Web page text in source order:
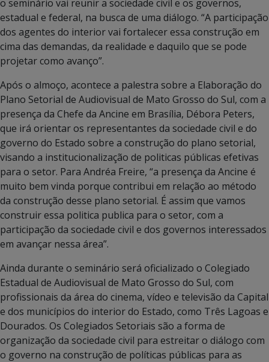
o seminário vai reunir a sociedade civil e os governos,
estadual e federal, na busca de uma diálogo. “A participação
dos agentes do interior vai fortalecer essa construção em
cima das demandas, da realidade e daquilo que se pode
projetar como avanço”.
Após o almoço, acontece a palestra sobre a Elaboração do
Plano Setorial de Audiovisual de Mato Grosso do Sul, com a
presença da Chefe da Ancine em Brasília, Débora Peters,
que irá orientar os representantes da sociedade civil e do
governo do Estado sobre a construção do plano setorial,
visando a institucionalização de politicas públicas efetivas
para o setor. Para Andréa Freire, “a presença da Ancine é
muito bem vinda porque contribui em relação ao método
da construção desse plano setorial. É assim que vamos
construir essa politica publica para o setor, com a
participação da sociedade civil e dos governos interessados
em avançar nessa área”.
Ainda durante o seminário será oficializado o Colegiado
Estadual de Audiovisual de Mato Grosso do Sul, com
profissionais da área do cinema, vídeo e televisão da Capital
e dos municípios do interior do Estado, como Três Lagoas e
Dourados. Os Colegiados Setoriais são a forma de
organização da sociedade civil para estreitar o diálogo com
o governo na construção de políticas públicas para as